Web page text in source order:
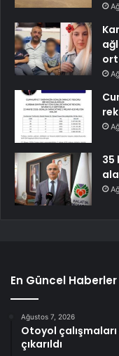
35
En Güncel Haberler
Ağustos 7, 2026
Otoyol
çıkarıldı